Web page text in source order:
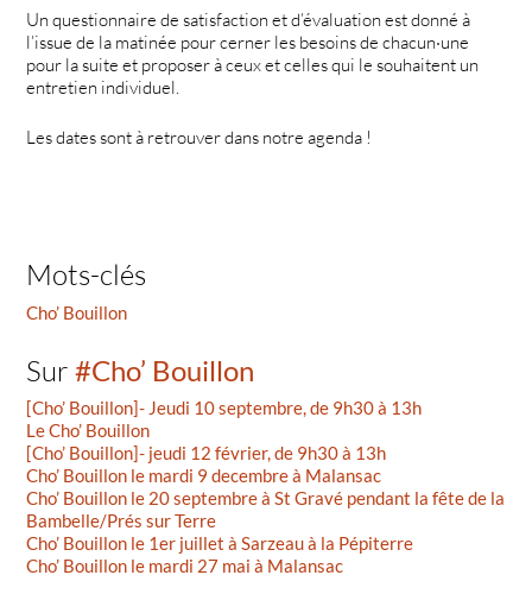
Un questionnaire de satisfaction et d’évaluation est donné à
l’issue de la matinée pour cerner les besoins de chacun·une
pour la suite et proposer à ceux et celles qui le souhaitent un
entretien individuel.
Les dates sont à retrouver dans notre agenda !
Mots-clés
Cho’ Bouillon
Sur#Cho’ Bouillon
[Cho’ Bouillon]- Jeudi 10 septembre, de 9h30 à 13h
Le Cho’ Bouillon
[Cho’ Bouillon]- jeudi 12 février, de 9h30 à 13h
Cho’ Bouillon le mardi 9 decembre à Malansac
Cho’ Bouillon le 20 septembre à St Gravé pendant la fête de la
Bambelle/Prés sur Terre
Cho’ Bouillon le 1er juillet à Sarzeau à la Pépiterre
Cho’ Bouillon le mardi 27 mai à Malansac